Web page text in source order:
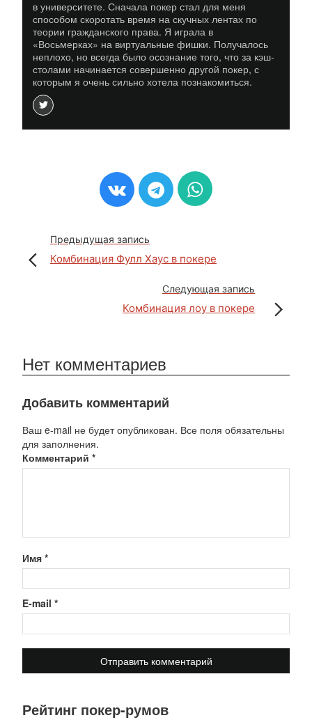
в университете. Сначала покер стал для меня
способом скоротать время на скучных лентах по
теории гражданского права. Я играла в
«Восьмерках» на виртуальные фишки. Получалось
неплохо, но всегда было осознание того, что за кэш-
столами начинается совершенно другой покер, с
которым я очень сильно хотела познакомиться.
Предыдущая запись
Комбинация Фулл Хаус в покере
Следующая запись
Комбинация лоу в покере
Нет комментариев
Добавить комментарий
Ваш e-mail не будет опубликован. Все поля обязательны
для заполнения.
Комментарий *
Имя *
E-mail *
Рейтинг покер-румов